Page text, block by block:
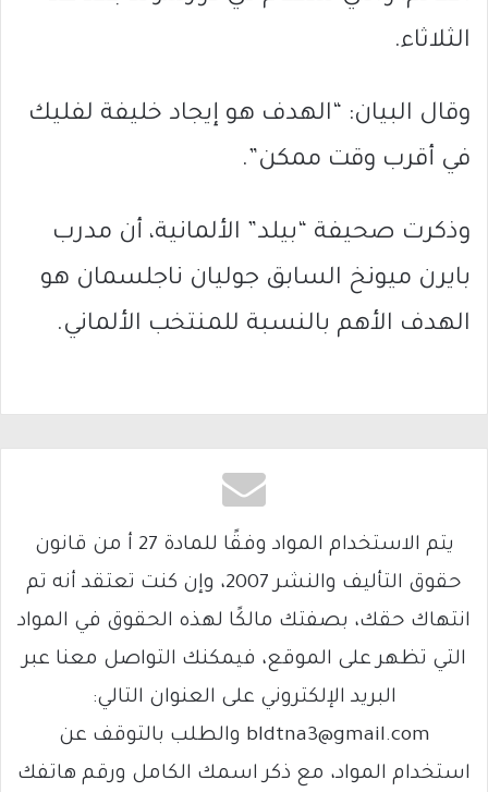
الثلاثاء.
وقال البيان: “الهدف هو إيجاد خليفة لفليك
في أقرب وقت ممكن”.
وذكرت صحيفة “بيلد” الألمانية، أن مدرب
بايرن ميونخ السابق جوليان ناجلسمان هو
الهدف الأهم بالنسبة للمنتخب الألماني.
يتم الاستخدام المواد وفقًا للمادة 27 أ من قانون
حقوق التأليف والنشر 2007، وإن كنت تعتقد أنه تم
انتهاك حقك، بصفتك مالكًا لهذه الحقوق في المواد
التي تظهر على الموقع، فيمكنك التواصل معنا عبر
البريد الإلكتروني على العنوان التالي:
bldtna3@gmail.com والطلب بالتوقف عن
استخدام المواد، مع ذكر اسمك الكامل ورقم هاتفك